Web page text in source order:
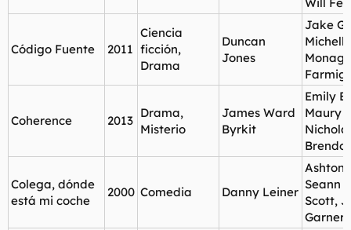
Código Fuente 2011
Ciencia
ficción,
Drama
Duncan
Jones
Jake
Michelle
Coherence 2013
Drama,
Misterio
James Ward
Byrkit
Emily
Maury
Colega, dónde
está mi coche
2000 Comedia Danny Leiner
Ashton
Seann
Scott,
Garner